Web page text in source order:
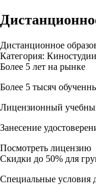
Дистанционное
Категория:
Более 5 лет на рынке
Более 5 тысяч
Лицензионный
Занесение
Посмотреть лицензию
Скидки до 50% для
Специальные условия